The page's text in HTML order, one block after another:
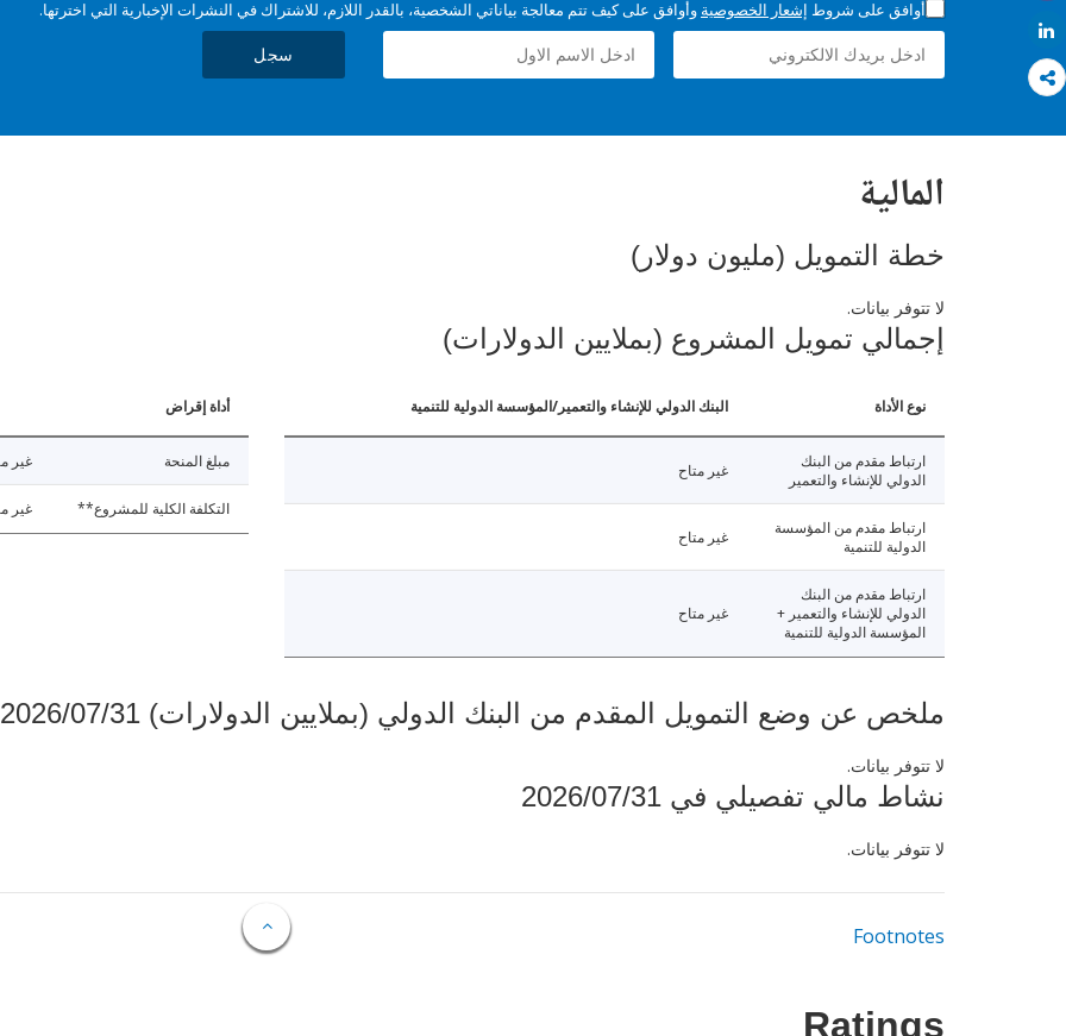
Share
أوافق على شروط إشعار الخصوصية وأوافق على كيف تتم معالجة بياناتي الشخصية، بالقدر اللازم، للاشتراك في النشرات الإخبارية التي اخترتها.
سجل
المالية
خطة التمويل (مليون دولار)
لا تتوفر بيانات.
إجمالي تمويل المشروع (بملايين الدولارات)
نوع الأداة البنك الدولي للإنشاء والتعمير/المؤسسة الدولية للتنمية
ارتباط مقدم من البنك
الدولي للإنشاء والتعمير
غير متاح
ارتباط مقدم من المؤسسة
الدولية للتنمية
غير متاح
ارتباط مقدم من البنك
الدولي للإنشاء والتعمير +
المؤسسة الدولية للتنمية
غير متاح
أداة إقراض
مبلغ المنحة غير
التكلفة الكلية للمشروع** غير
ملخص عن وضع التمويل المقدم من البنك الدولي (بملايين الدولارات) 2026/07/31
لا تتوفر بيانات.
نشاط مالي تفصيلي في 2026/07/31
لا تتوفر بيانات.
Footnotes